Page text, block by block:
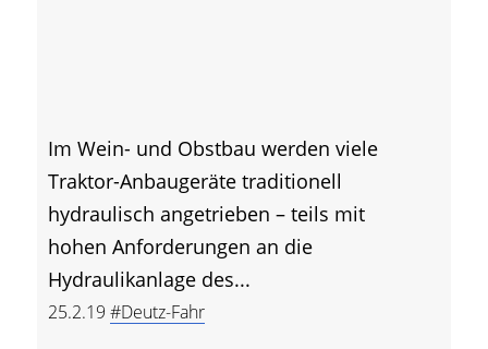
Im Wein- und Obstbau werden viele
Traktor-Anbaugeräte traditionell
hydraulisch angetrieben – teils mit
hohen Anforderungen an die
Hydraulikanlage des...
25.2.19 #Deutz-Fahr